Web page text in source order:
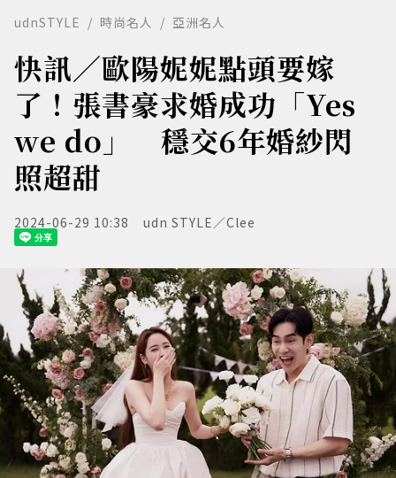
udnSTYLE 時尚名人 亞洲名人
快訊／歐陽妮妮點頭要嫁
了！張書豪求婚成功「Yes
we do」 穩交6年婚紗閃
照超甜
2024-06-29 10:38 udn STYLE／Clee